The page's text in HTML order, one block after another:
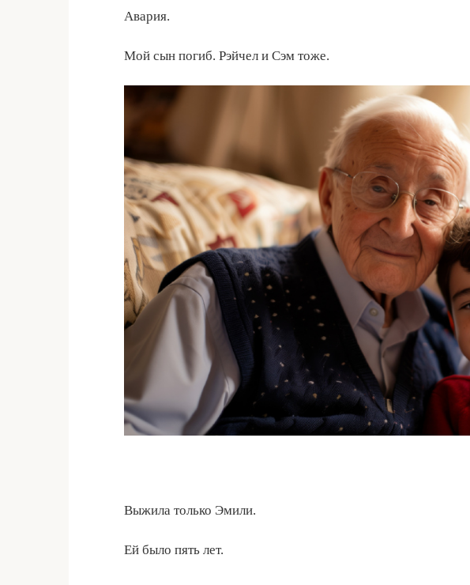
Авария.
Мой сын погиб. Рэйчел и Сэм тоже.
Выжила только Эмили.
Ей было пять лет.